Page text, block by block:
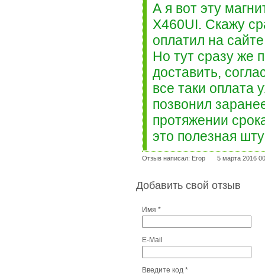
А я вот эту
X460UI. Скажу
оплатил на
Но тут сразу же
доставить,
все таки оплата
позвонил
протяжении
это полезная
Отзыв написал: Егор 5 марта 2016
Добавить свой отзыв
Имя *
E-Mail
Введите код *